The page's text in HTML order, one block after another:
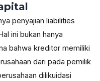
penyajian liabilities
ini bukan hanya
bahwa kreditor memiliki
dari pada pemilik
dilikuidasi